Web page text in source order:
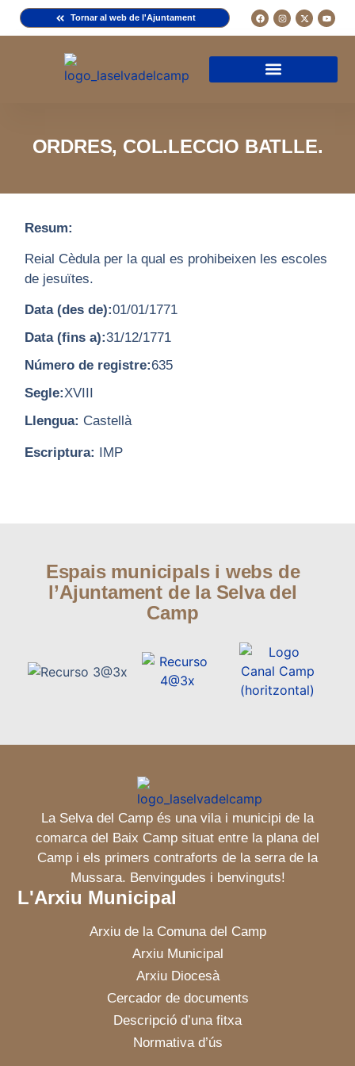
Tornar al web de l'Ajuntament
ORDRES, COL.LECCIO BATLLE.
Resum:
Reial Cèdula per la qual es prohibeixen les escoles
de jesuïtes.
Data (des de):01/01/1771
Data (fins a):31/12/1771
Número de registre:635
Segle:XVIII
Llengua: Castellà
Escriptura: IMP
Espais municipals i webs de
l’Ajuntament de la Selva del
Camp
La Selva del Camp és una vila i municipi de la
comarca del Baix Camp situat entre la plana del
Camp i els primers contraforts de la serra de la
Mussara. Benvingudes i benvinguts!
L'Arxiu Municipal
Arxiu de la Comuna del Camp
Arxiu Municipal
Arxiu Diocesà
Cercador de documents
Descripció d’una fitxa
Normativa d’ús